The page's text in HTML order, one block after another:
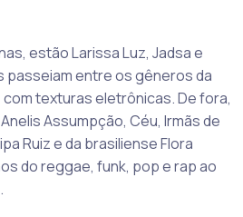
estão Larissa Luz, Jadsa e
passeiam entre os gêneros da
com texturas eletrônicas. De fora,
Assumpção, Céu, Irmãs de
Ruiz e da brasiliense Flora
do reggae, funk, pop e rap ao